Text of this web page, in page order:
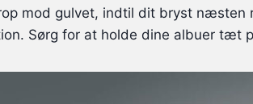
mod gulvet, indtil dit bryst næsten
Sørg for at holde dine albuer tæt